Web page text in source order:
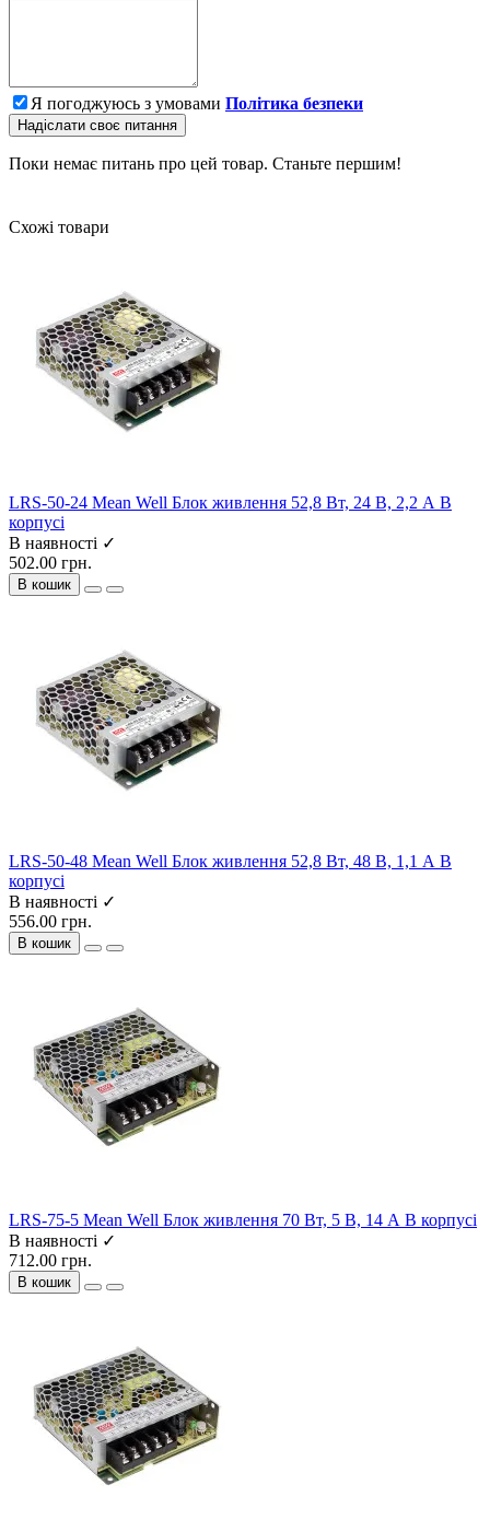
Я погоджуюсь з умовами Політика безпеки
Надіслати своє питання
Поки немає питань про цей товар. Станьте першим!
Схожі товари
LRS-50-24 Mean Well Блок живлення 52,8 Вт, 24 В, 2,2 А В
корпусі
В наявності ✓
502.00 грн.
В кошик
LRS-50-48 Mean Well Блок живлення 52,8 Вт, 48 В, 1,1 А В
корпусі
В наявності ✓
556.00 грн.
В кошик
LRS-75-5 Mean Well Блок живлення 70 Вт, 5 В, 14 А В корпусі
В наявності ✓
712.00 грн.
В кошик